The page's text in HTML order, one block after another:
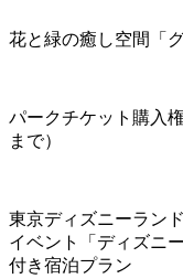
花と緑の癒し空間「
パークチケット購入
まで）
東京ディズニーラン
イベント「ディズニ
付き宿泊プラン